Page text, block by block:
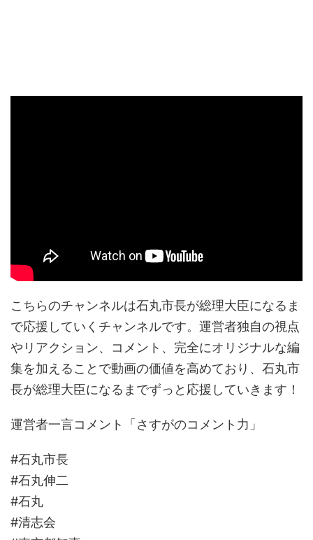
こちらのチャンネルは石丸市長が総理大臣になるま
で応援していくチャンネルです。運営者独自の視点
やリアクション、コメント、完全にオリジナルな編
集を加えることで動画の価値を高めており、石丸市
長が総理大臣になるまでずっと応援していきます！
運営者一言コメント「さすがのコメント力」
#石丸市長
#石丸伸二
#石丸
#清志会